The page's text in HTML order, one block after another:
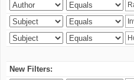
New Filters: